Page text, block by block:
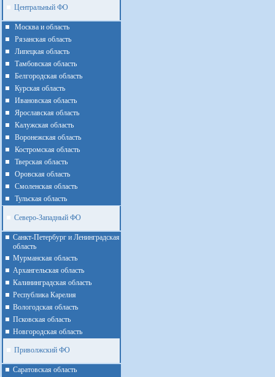
Центральный ФО
Москва и область
Рязанская область
Липецкая область
Тамбовская область
Белгородская область
Курская область
Ивановская область
Ярославская область
Калужская область
Воронежская область
Костромская область
Тверская область
Оровская область
Смоленская область
Тульская область
Северо-Западный ФО
Санкт-Петербург и Ленинградская
область
Мурманская область
Архангельская область
Калининградская область
Республика Карелия
Вологодская область
Псковская область
Новгородская область
Приволжский ФО
Cаратовская область